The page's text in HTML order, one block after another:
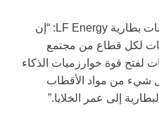
قال غابي هيج، رئيس تحالف بيانات بطارية LF Energy: “إن
لكل قطاع من مجتمع
لفتح قوة خوارزميات الذكاء
شيء من مواد الأقطاب
إلى عمر الخلايا.”